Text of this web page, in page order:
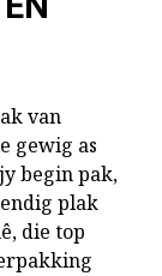
van
gewig as
begin pak,
plak
die top